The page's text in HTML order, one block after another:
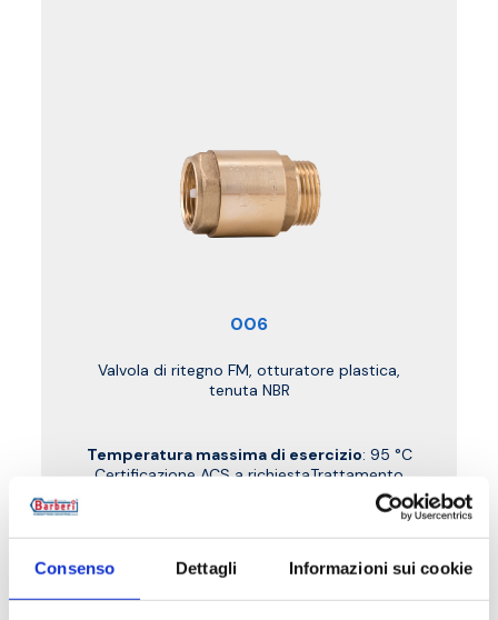
Consenso Dettagli Informazioni sui cookie
006
Valvola di ritegno FM, otturatore plastica,
tenuta NBR
Temperatura massima di esercizio: 95 °C
Certificazione ACS a richiestaTrattamento
galvanico a richiesta Conforme al D.M. 174
Vai al prodotto